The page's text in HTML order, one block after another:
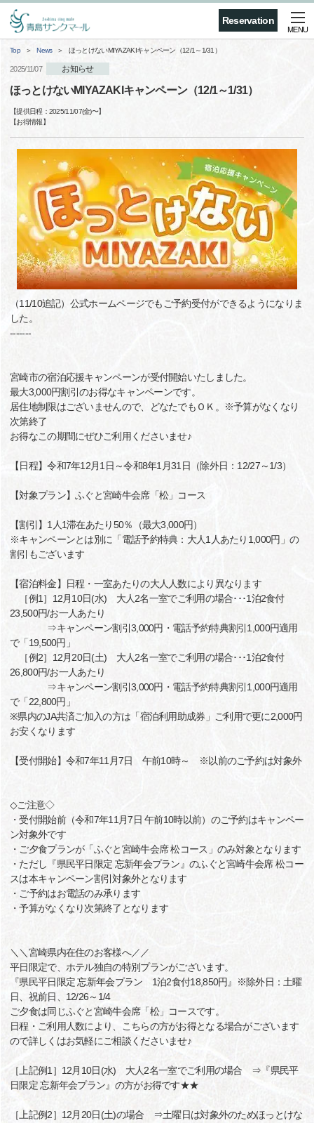
Reservation
MENU
Top News ほっとけないMIYAZAKIキャンペーン（12/1～1/31）
2025/11/07 お知らせ
ほっとけないMIYAZAKIキャンペーン（12/1～1/31）
【提供日程： 2025/11/07(金)〜】
【お得情報】
（11/10追記）公式ホームページでもご予約受付ができるようになりま
した。
-------
宮崎市の宿泊応援キャンペーンが受付開始いたしました。
最大3,000円割引のお得なキャンペーンです。
居住地制限はございませんので、どなたでもＯＫ。※予算がなくなり
次第終了
お得なこの期間にぜひご利用くださいませ♪
【日程】令和7年12月1日～令和8年1月31日（除外日：12/27～1/3）
【対象プラン】ふぐと宮崎牛会席「松」コース
【割引】1人1滞在あたり50％（最大3,000円）
※キャンペーンとは別に「電話予約特典：大人1人あたり1,000円」の
割引もございます
【宿泊料金】日程・一室あたりの大人人数により異なります
［例1］12月10日(水) 大人2名一室でご利用の場合･･･1泊2食付
23,500円/お一人あたり
⇒キャンペーン割引3,000円・電話予約特典割引1,000円適用
で「19,500円」
［例2］12月20日(土) 大人2名一室でご利用の場合･･･1泊2食付
26,800円/お一人あたり
⇒キャンペーン割引3,000円・電話予約特典割引1,000円適用
で「22,800円」
※県内のJA共済ご加入の方は「宿泊利用助成券」ご利用で更に2,000円
お安くなります
【受付開始】令和7年11月7日 午前10時～ ※以前のご予約は対象外
◇ご注意◇
・受付開始前（令和7年11月7日 午前10時以前）のご予約はキャンペー
ン対象外です
・ご夕食プランが「ふぐと宮崎牛会席 松コース」のみ対象となります
・ただし『県民平日限定 忘新年会プラン』のふぐと宮崎牛会席 松コー
スは本キャンペーン割引対象外となります
・ご予約はお電話のみ承ります
・予算がなくなり次第終了となります
＼＼宮崎県内在住のお客様へ／／
平日限定で、ホテル独自の特別プランがございます。
『県民平日限定 忘新年会プラン 1泊2食付18,850円』※除外日：土曜
日、祝前日、12/26～1/4
ご夕食は同じふぐと宮崎牛会席「松」コースです。
日程・ご利用人数により、こちらの方がお得となる場合がございます
ので詳しくはお気軽にご相談くださいませ♪
［上記例1］12月10日(水) 大人2名一室でご利用の場合 ⇒『県民平
日限定 忘新年会プラン』の方がお得です★★
［上記例2］12月20日(土)の場合 ⇒土曜日は対象外のためほっとけな